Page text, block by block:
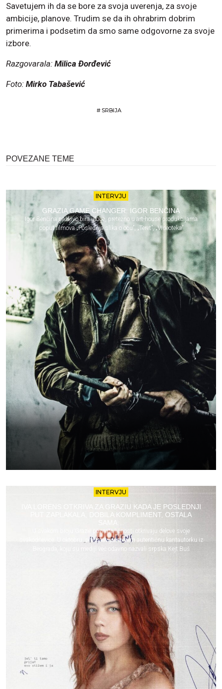
Savetujem ih da se bore za svoja uverenja, za svoje
ambicije, planove. Trudim se da ih ohrabrim dobrim
primerima i podsetim da smo same odgovorne za svoje
izbore.
Razgovarala: Milica Đorđević
Foto: Mirko Tabašević
# SRBIJA
POVEZANE TEME
INTERVJU
GRAZIA GAME CHANGER: IGOR BENČINA
Igor Benčina pažljivo bira uloge, pretežno u art-house produkcijama
poput filmova „Poslednja slika o ocu”, „Teret”, „Videoteka”
INTERVJU
IVA LORENS OTKRIVA ZA GRAZIU KADA JE POSLEDNJI
PUT ZAPLAKALA, DOBILA KOMPLIMENT, OSTALA
U svakom broju Grazie poznate ličnosti otkrivaju delove svoje
svakodnevice. U oktobru, predstavljamo vam autentičnu kantautorku iz
Beograda, koju su mediji već odavno nazvali srpska Kejt Buš